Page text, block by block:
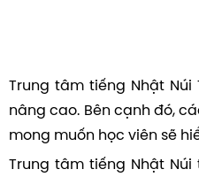
Trung tâm tiếng Nhật
nâng cao. Bên cạnh đó,
mong muốn học viên sẽ
Trung tâm tiếng Nhật